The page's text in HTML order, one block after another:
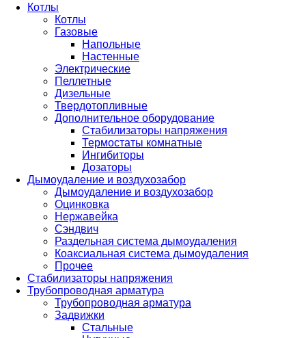
Котлы
Котлы
Газовые
Напольные
Настенные
Электрические
Пеллетные
Дизельные
Твердотопливные
Дополнительное оборудование
Стабилизаторы напряжения
Термостаты комнатные
Ингибиторы
Дозаторы
Дымоудаление и воздухозабор
Дымоудаление и воздухозабор
Оцинковка
Нержавейка
Сэндвич
Раздельная система дымоудаления
Коаксиальная система дымоудаления
Прочее
Стабилизаторы напряжения
Трубопроводная арматура
Трубопроводная арматура
Задвижки
Стальные